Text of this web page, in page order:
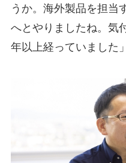
うか。海外製品を担当
へとやりましたね。気
年以上経っていました」